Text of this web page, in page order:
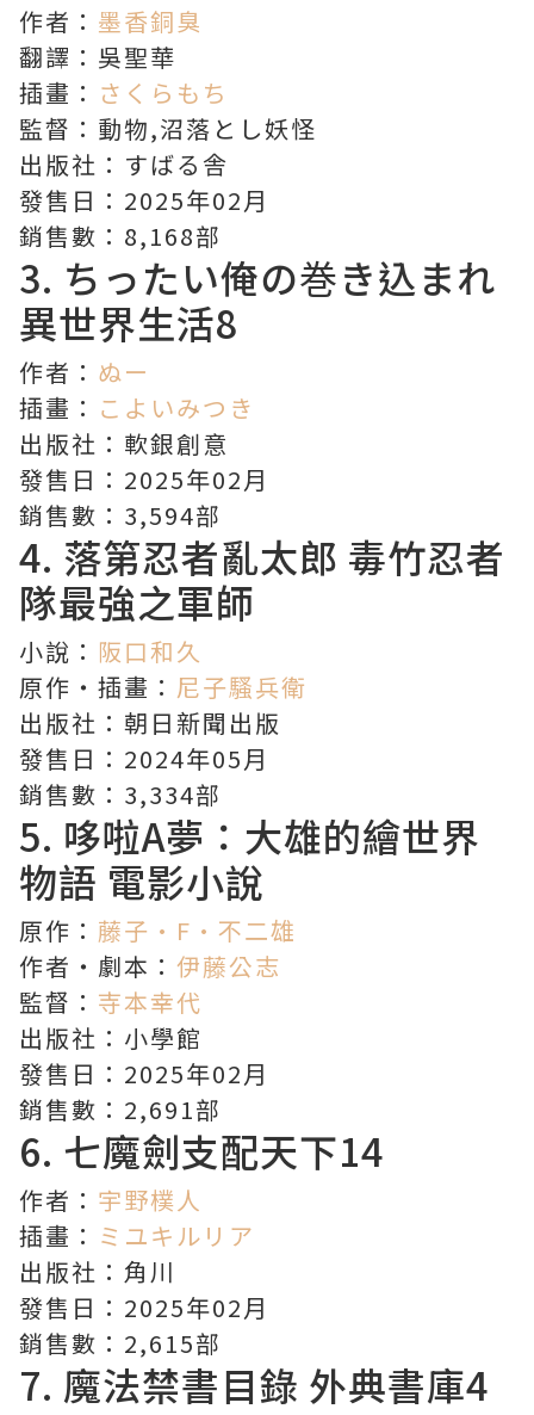
作者： 墨香銅臭
翻譯：吳聖華
插畫： さくらもち
監督：動物,沼落とし妖怪
出版社：すばる舎
發售日：2025年02月
銷售數：8,168部
3. ちったい俺の巻き込まれ
異世界生活8
作者： ぬー
插畫： こよいみつき
出版社：軟銀創意
發售日：2025年02月
銷售數：3,594部
4. 落第忍者亂太郎 毒竹忍者
隊最強之軍師
小說： 阪口和久
原作・插畫： 尼子騷兵衛
出版社：朝日新聞出版
發售日：2024年05月
銷售數：3,334部
5. 哆啦A夢：大雄的繪世界
物語 電影小說
原作： 藤子·F·不二雄
作者・劇本： 伊藤公志
監督： 寺本幸代
出版社：小學館
發售日：2025年02月
銷售數：2,691部
6. 七魔劍支配天下14
作者： 宇野樸人
插畫： ミユキルリア
出版社：角川
發售日：2025年02月
銷售數：2,615部
7. 魔法禁書目錄 外典書庫4